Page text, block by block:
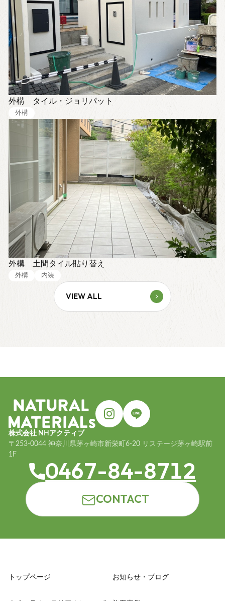
外構 タイル・ジョリパット
外構
外構 土間タイル貼り替え
外構 内装
VIEW ALL
株式会社 NHアクティブ
〒253-0044 神奈川県茅ヶ崎市新栄町6-20 リステージ茅ヶ崎駅前
1F
0467-84-8712
CONTACT
トップページ お知らせ・ブログ